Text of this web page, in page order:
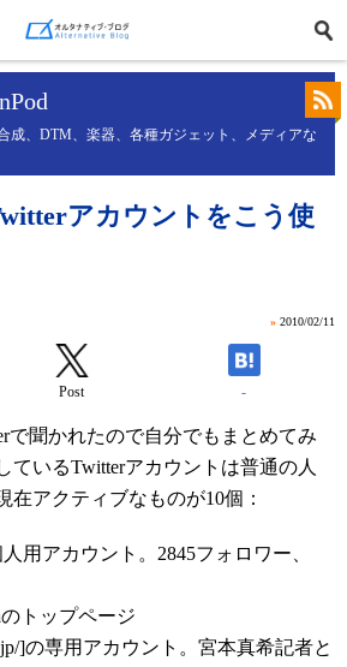
成、DTM、楽器、各種ガジェット、メディアな
アカウントをこう使
» 2010/02/11
Post -
聞かれたので自分でもまとめてみ
ているTwitterアカウントは普通の人
在アクティブなものが10個：
人用アカウント。2845フォロワー、
のトップページ
]の専用アカウント。宮本真希記者と